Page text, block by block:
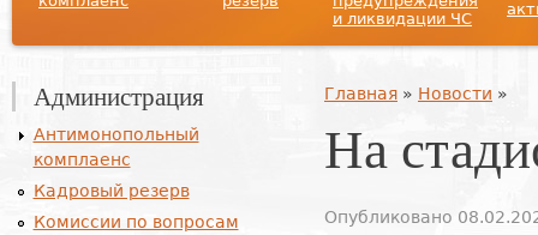
и ликвидации ЧС
Вы здесь
Главная » Новости »
На
Опубликовано
Администрация
Антимонопольный
комплаенс
Кадровый резерв
Комиссии по вопросам